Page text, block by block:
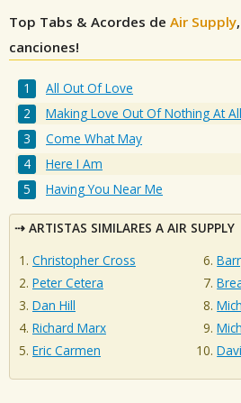
Top Tabs & Acordes de Air Supply
canciones!
All Out Of Love
Making Love Out Of Nothing At All
Come What May
Here I Am
Having You Near Me
ARTISTAS SIMILARES A AIR SUPPLY
Christopher Cross
Peter Cetera
Dan Hill
Richard Marx
Eric Carmen